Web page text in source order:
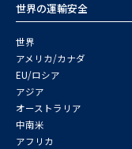
世界の運輸安全
世界
アメリカ/カナダ
EU/ロシア
アジア
オーストラリア
中南米
アフリカ